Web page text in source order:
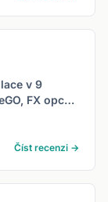
v 9
FX opce,
Číst recenzi →